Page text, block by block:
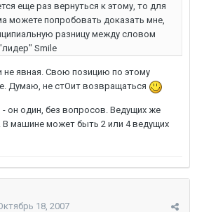
еще раз вернуться к этому, то для
можете попробовать доказать мне,
разницу между словом
Smile
не явная. Свою позицию по этому
Думаю, не стОит возвращаться
он один, без вопросов. Ведущих же
машине может быть 2 или 4 ведущих
18, 2007